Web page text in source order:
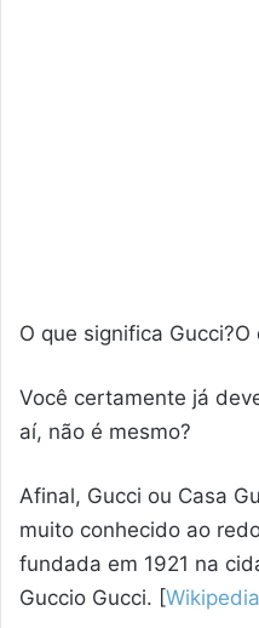
O que significa
Você certamente já
aí, não é mesmo?
Afinal, Gucci ou Casa
muito conhecido ao
fundada em 1921 na
Guccio Gucci. [Wikipedia